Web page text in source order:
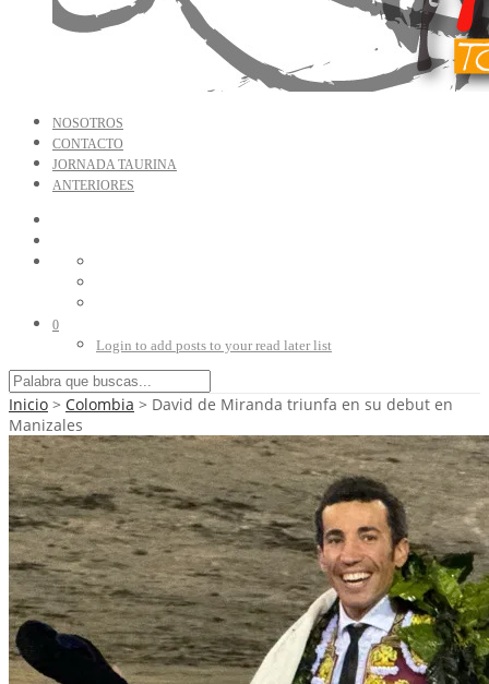
NOSOTROS
CONTACTO
JORNADA TAURINA
ANTERIORES
0
Login to add posts to your read later list
Inicio > Colombia > David de Miranda triunfa en su debut en
Manizales